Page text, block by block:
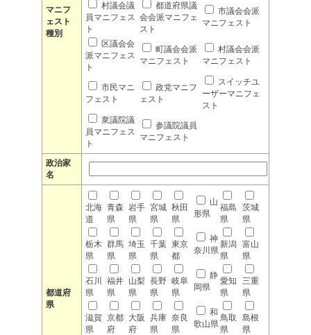
マニフ
ェスト
種別
村議会議
員マニフェス
ト
都道府県議
会会派マニフェ
スト
市議会会派
マニフェスト
区議会会
派マニフェス
ト
町議会会派
マニフェスト
村議会会派
マニフェスト
市民マニ
フェスト
政党マニフ
ェスト
スイッチユ
ーザーマニフェ
スト
衆議院議
員マニフェス
ト
参議院議員
マニフェスト
政治家
名
都道府
県
北海
道
青森
県
岩手
県
宮城
県
秋田
県
山
形県
福島
県
茨城
県
栃木
県
群馬
県
埼玉
県
千葉
県
東京
都
神
奈川県
新潟
県
富山
県
石川
県
福井
県
山梨
県
長野
県
岐阜
県
静
岡県
愛知
県
三重
県
滋賀
県
京都
府
大阪
府
兵庫
県
奈良
県
和
歌山県
鳥取
県
島根
県